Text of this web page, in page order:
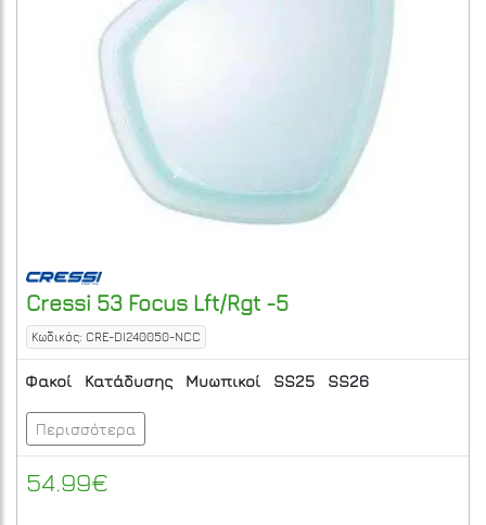
Cressi 53 Focus Lft/Rgt -5
Κωδικός: CRE-DI240050-NCC
Φακοί Κατάδυσης Μυωπικοί SS25 SS26
Περισσότερα
54.99€